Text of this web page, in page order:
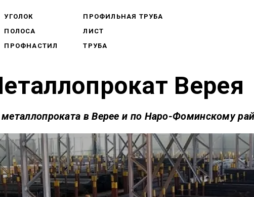
УГОЛОК
ПОЛОСА
ПРОФНАСТИЛ
ПРОФИЛЬНАЯ ТРУБА
ЛИСТ
ТРУБА
Верея
в Верее и по Наро-Фоминскому